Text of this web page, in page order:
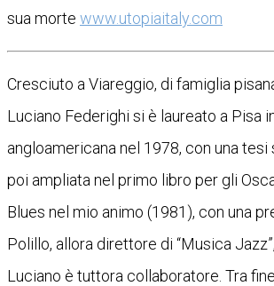
sua morte www.utopiaitaly.com
Cresciuto a Viareggio, di famiglia
Luciano Federighi si è laureato a Pisa
angloamericana nel 1978, con una tesi
poi ampliata nel primo libro per gli
Blues nel mio animo (1981), con una
Polillo, allora direttore di “Musica
Luciano è tuttora collaboratore. Tra